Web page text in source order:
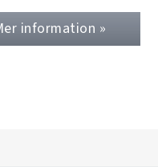
information »